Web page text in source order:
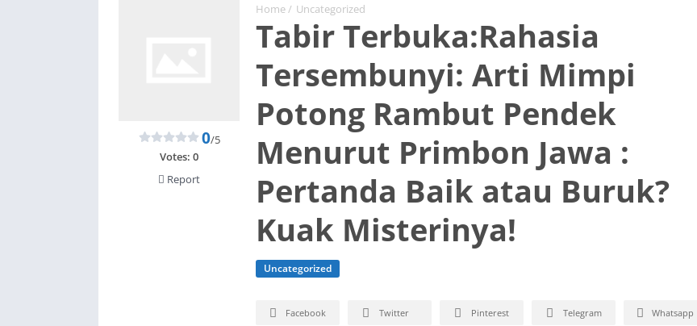
Home / Uncategorized
Tabir Terbuka:Rahasia
Tersembunyi: Arti Mimpi
Potong Rambut Pendek
Menurut Primbon Jawa :
Pertanda Baik atau Buruk?
Kuak Misterinya!
Uncategorized
0/5
Votes: 0
Report
Facebook Twitter Pinterest Telegram Whatsapp